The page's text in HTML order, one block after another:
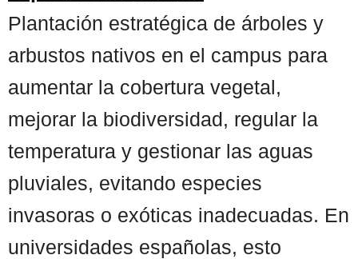
Plantación estratégica de árboles y
arbustos nativos en el campus para
aumentar la cobertura vegetal,
mejorar la biodiversidad, regular la
temperatura y gestionar las aguas
pluviales, evitando especies
invasoras o exóticas inadecuadas. En
universidades españolas, esto